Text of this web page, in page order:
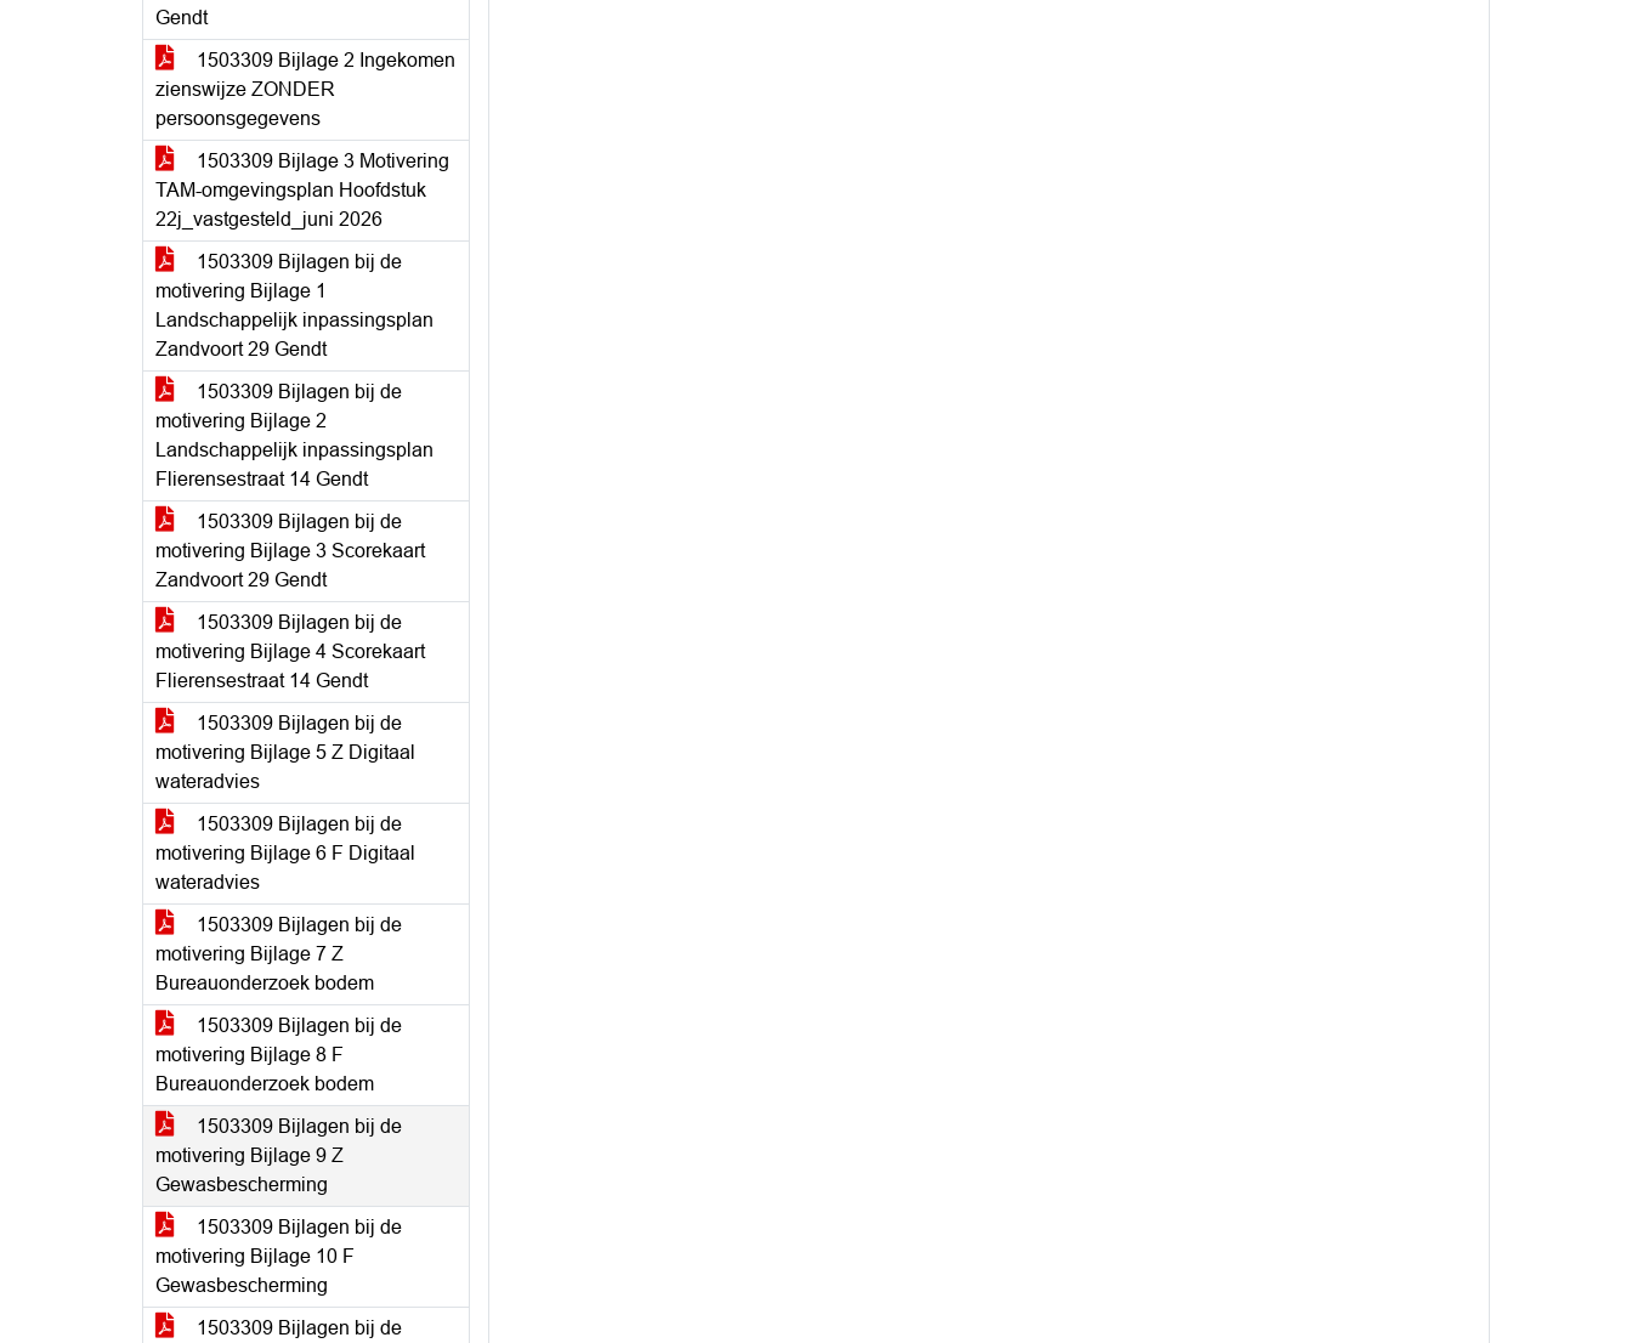
Gendt
1503309 Bijlage 2 Ingekomen
zienswijze ZONDER
persoonsgegevens
1503309 Bijlage 3 Motivering
TAM-omgevingsplan Hoofdstuk
22j_vastgesteld_juni 2026
1503309 Bijlagen bij de
motivering Bijlage 1
Landschappelijk inpassingsplan
Zandvoort 29 Gendt
1503309 Bijlagen bij de
motivering Bijlage 2
Landschappelijk inpassingsplan
Flierensestraat 14 Gendt
1503309 Bijlagen bij de
motivering Bijlage 3 Scorekaart
Zandvoort 29 Gendt
1503309 Bijlagen bij de
motivering Bijlage 4 Scorekaart
Flierensestraat 14 Gendt
1503309 Bijlagen bij de
motivering Bijlage 5 Z Digitaal
wateradvies
1503309 Bijlagen bij de
motivering Bijlage 6 F Digitaal
wateradvies
1503309 Bijlagen bij de
motivering Bijlage 7 Z
Bureauonderzoek bodem
1503309 Bijlagen bij de
motivering Bijlage 8 F
Bureauonderzoek bodem
1503309 Bijlagen bij de
motivering Bijlage 9 Z
Gewasbescherming
1503309 Bijlagen bij de
motivering Bijlage 10 F
Gewasbescherming
1503309 Bijlagen bij de